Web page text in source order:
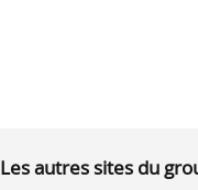
Les autres sites du